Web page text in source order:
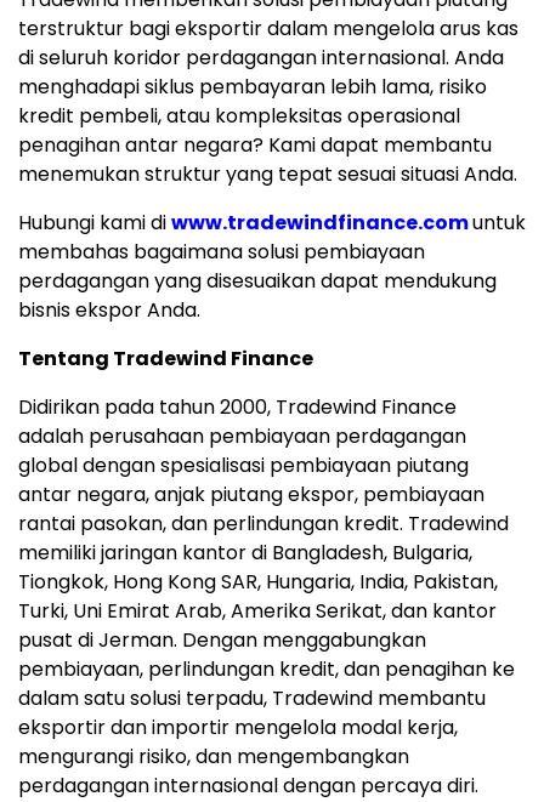
terstruktur bagi eksportir dalam mengelola arus kas
di seluruh koridor perdagangan internasional. Anda
menghadapi siklus pembayaran lebih lama, risiko
kredit pembeli, atau kompleksitas operasional
penagihan antar negara? Kami dapat membantu
menemukan struktur yang tepat sesuai situasi Anda.
Hubungi kami diwww.tradewindfinance.comuntuk
membahas bagaimana solusi pembiayaan
perdagangan yang disesuaikan dapat mendukung
bisnis ekspor Anda.
Tentang Tradewind Finance
Didirikan pada tahun 2000, Tradewind Finance
adalah perusahaan pembiayaan perdagangan
global dengan spesialisasi pembiayaan piutang
antar negara, anjak piutang ekspor, pembiayaan
rantai pasokan, dan perlindungan kredit. Tradewind
memiliki jaringan kantor di Bangladesh, Bulgaria,
Tiongkok, Hong Kong SAR, Hungaria, India, Pakistan,
Turki, Uni Emirat Arab, Amerika Serikat, dan kantor
pusat di Jerman. Dengan menggabungkan
pembiayaan, perlindungan kredit, dan penagihan ke
dalam satu solusi terpadu, Tradewind membantu
eksportir dan importir mengelola modal kerja,
mengurangi risiko, dan mengembangkan
perdagangan internasional dengan percaya diri.